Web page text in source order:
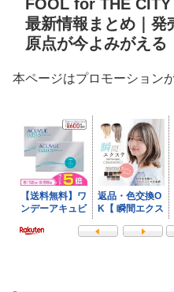
FOOL for THE CITY
最新情報まとめ｜発
原点が今よみがえる
本ページはプロモーション